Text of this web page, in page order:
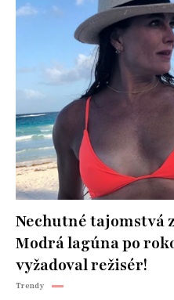
Nechutné tajomstvá
Modrá lagúna po
vyžadoval režisér!
Trendy